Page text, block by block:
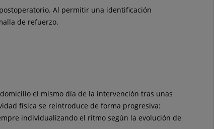
Al permitir una identificación
de refuerzo.
el mismo día de la intervención tras unas
física se reintroduce de forma progresiva:
individualizando el ritmo según la evolución de